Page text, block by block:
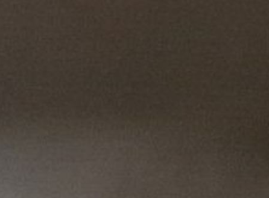
Michel Cohen et réduire votre consommation de sucre »